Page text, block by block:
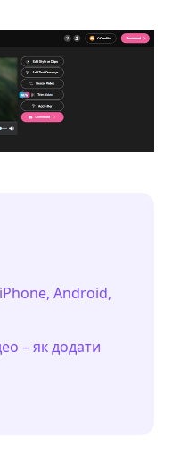
Android,
– як додати